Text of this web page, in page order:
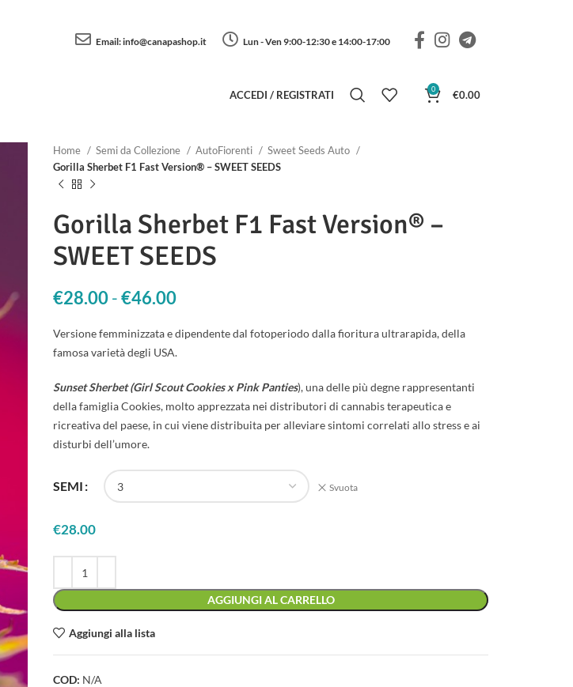
Email:info@canapashop.it Lun - Ven 9:00-12:30 e 14:00-17:00
ACCEDI / REGISTRATI 0 €0.00
Home Semi da Collezione AutoFiorenti
Sweet Seeds Auto
Gorilla Sherbet F1 Fast Version® – SWEET SEEDS
Gorilla Sherbet F1 Fast Version® –
SWEET SEEDS
€28.00-€46.00
Versione femminizzata e dipendente dal fotoperiodo dalla fioritura ultrarapida, della
famosa varietà degli USA.
Sunset Sherbet (Girl Scout Cookies x Pink Panties), una delle più degne rappresentanti
della famiglia Cookies, molto apprezzata nei distributori di cannabis terapeutica e
ricreativa del paese, in cui viene distribuita per alleviare sintomi correlati allo stress e ai
disturbi dell’umore.
SEMI Svuota
€28.00
AGGIUNGI AL CARRELLO
Aggiungi alla lista
COD: N/A